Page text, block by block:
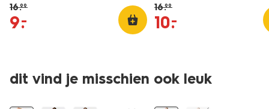
16.99
9.
–
16.99
10.
–
dit vind je misschien ook leuk
sale sale